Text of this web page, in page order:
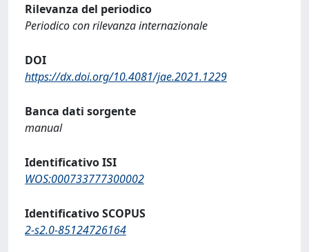
Rilevanza del periodico
Periodico con rilevanza internazionale
DOI
https://dx.doi.org/10.4081/jae.2021.1229
Banca dati sorgente
manual
Identificativo ISI
WOS:000733777300002
Identificativo SCOPUS
2-s2.0-85124726164